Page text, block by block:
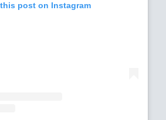
post on Instagram